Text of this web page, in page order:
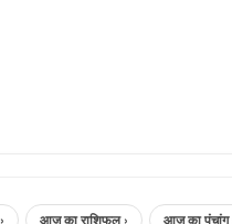
आज का राशिफल › आज का पंचांग ›